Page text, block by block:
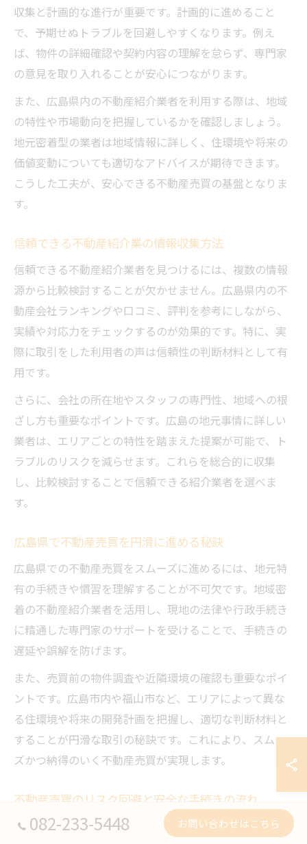
収集と計画的な進行が重要です。計画的に進めること
で、予期せぬトラブルを回避しやすくなります。例え
ば、物件の詳細確認や契約内容の理解を怠らず、専門家
の意見を取り入れることが安心につながります。
また、広島県内の不動産紹介業者を利用する際は、地域
の特性や市場動向を把握しているかを確認しましょう。
地元密着型の業者は地域情報に詳しく、住環境や将来の
価値変動についても適切なアドバイスが期待できます。
こうした工夫が、安心できる不動産売買の基盤となりま
す。
信頼できる不動産紹介業の情報収集方法
信頼できる不動産紹介業者を見つけるには、複数の情報
源から比較検討することが欠かせません。広島県内の不
動産会社ランキングや口コミ、評判を参考にしながら、
実績や対応力をチェックするのが効果的です。特に、実
際に取引をした利用者の声は信頼性の判断材料として有
用です。
さらに、会社の所在地やスタッフの専門性、地域への根
ざし方も重要なポイントです。広島の地元事情に詳しい
業者は、エリアごとの特性を踏まえた提案が可能で、ト
ラブルのリスクを減らせます。これらを総合的に収集
し、比較検討することで信頼できる紹介業者を選べま
す。
広島県で不動産売買を円滑に進める秘訣
広島県での不動産売買をスムーズに進めるには、地元特
有の手続きや慣習を理解することが不可欠です。地域密
着の不動産紹介業者を活用し、現地の法律や行政手続き
に精通した専門家のサポートを受けることで、手続きの
遅延や誤解を防げます。
また、売買前の物件調査や近隣環境の確認も重要なポイ
ントです。広島市内や福山市など、エリアによって異な
る住環境や将来の開発計画を把握し、適切な判断材料と
することが円滑な取引の秘訣です。これにより、スムー
ズかつ納得のいく不動産売買が実現します。
不動産売買のリスク回避と安全な手続きの流れ
不動産売買におけるリスク回避のポイントは、契約書類
082-233-5448 お問い合わせはこちら